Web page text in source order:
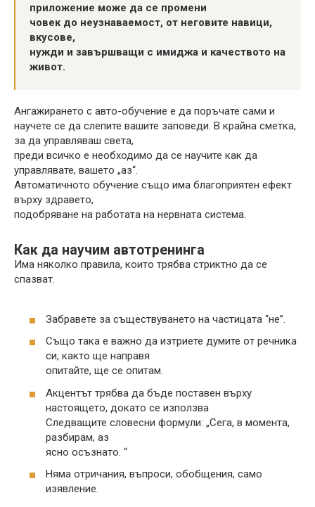
приложение може да се промени
човек до неузнаваемост, от неговите навици,
вкусове,
нужди и завършващи с имиджа и качеството на
живот.
Ангажирането с авто-обучение е да поръчате сами и
научете се да слепите вашите заповеди. В крайна сметка,
за да управляваш света,
преди всичко е необходимо да се научите как да
управлявате, вашето „аз“.
Автоматичното обучение също има благоприятен ефект
върху здравето,
подобряване на работата на нервната система.
Как да научим автотренинга
Има няколко правила, които трябва стриктно да се
спазват.
Забравете за съществуването на частицата “не”.
Също така е важно да изтриете думите от речника
си, както ще направя
опитайте, ще се опитам.
Акцентът трябва да бъде поставен върху
настоящето, докато се използва
Следващите словесни формули: „Сега, в момента,
разбирам, аз
ясно осъзнато. “
Няма отричания, въпроси, обобщения, само
изявление.